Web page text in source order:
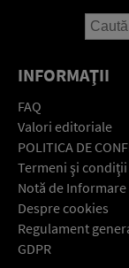
INFORMAŢII
FAQ
Valori editoriale
POLITICA DE
Termeni şi condiţii
Notă de Informare
Despre cookies
Regulament
GDPR